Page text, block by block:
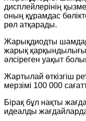
дисплейлерінің
оның құрамдас
рөл атқарады.
Жарықдиодты
жарық қарқындылығы
әлсіреген уақыт
Жартылай өткізгіш
мерзімі 100 000
Бірақ бұл нақты
идеалды